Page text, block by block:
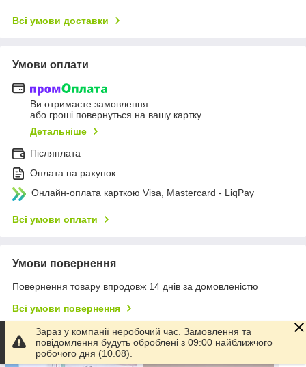
Всі умови доставки
Умови оплати
Ви отримаєте замовлення
або гроші повернуться на вашу картку
Детальніше
Післяплата
Оплата на рахунок
Онлайн-оплата карткою Visa, Mastercard - LiqPay
Всі умови оплати
Умови повернення
Повернення товару впродовж 14 днів за домовленістю
Всі умови повернення
З цим товаром також замовляють
Зараз у компанії неробочий час. Замовлення та
повідомлення будуть оброблені з 09:00 найближчого
робочого дня (10.08).